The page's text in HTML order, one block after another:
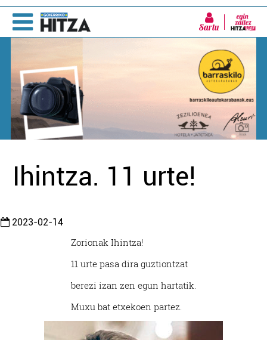
Sartu
Ihintza. 11 urte!
2023-02-14
Zorionak Ihintza!
11 urte pasa dira guztiontzat
berezi izan zen egun hartatik.
Muxu bat etxekoen partez.